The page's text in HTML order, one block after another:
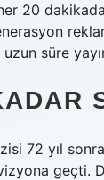
20
süre
72 yıl
geçti.